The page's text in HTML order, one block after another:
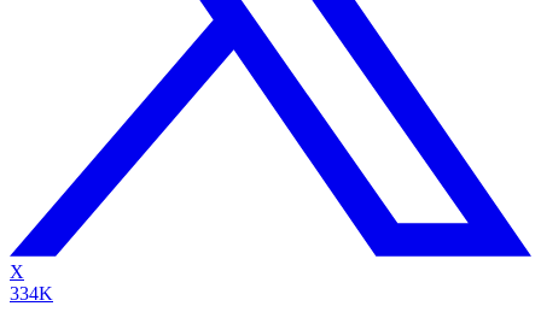
X
334K